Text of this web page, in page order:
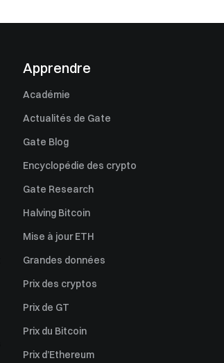
Apprendre
Académie
Actualités de Gate
Gate Blog
Encyclopédie des crypto
Gate Research
Halving Bitcoin
Mise à jour ETH
Grandes données
Prix des cryptos
Prix de GT
Prix du Bitcoin
Prix d’Ethereum